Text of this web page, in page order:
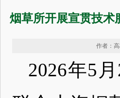
烟草所开展宣贯技
作者：
2026年5